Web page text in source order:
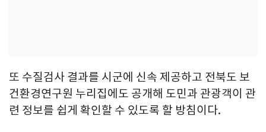
또 수질검사 결과를 시군에 신속 제공하고 전북도 보
건환경연구원 누리집에도 공개해 도민과 관광객이 관
련 정보를 쉽게 확인할 수 있도록 할 방침이다.